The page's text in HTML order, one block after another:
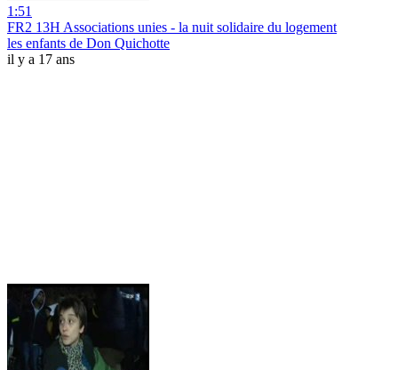
1:51
FR2 13H Associations unies - la nuit solidaire du logement
les enfants de Don Quichotte
il y a 17 ans